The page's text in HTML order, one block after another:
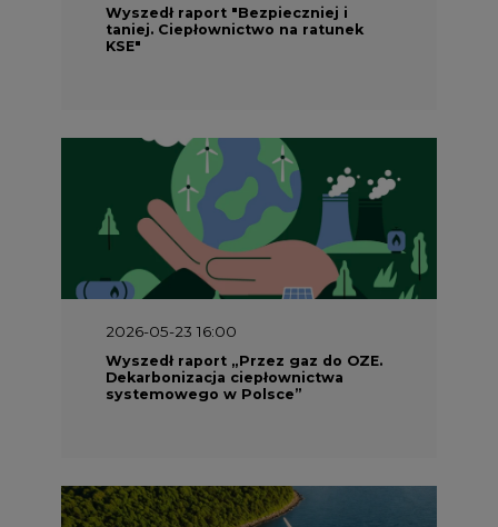
Wyszedł raport "Bezpieczniej i
taniej. Ciepłownictwo na ratunek
KSE"
2026-05-23 16:00
Wyszedł raport „Przez gaz do OZE.
Dekarbonizacja ciepłownictwa
systemowego w Polsce”